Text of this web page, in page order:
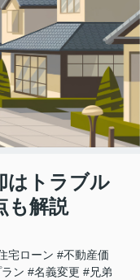
はトラブル
も解説
宅ローン #不動産価
ン #名義変更 #兄弟